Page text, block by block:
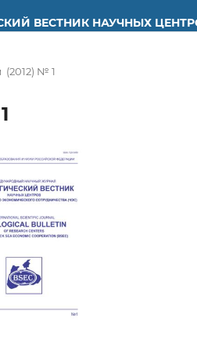
ВЕСТНИК НАУЧНЫХ
(2012) № 1